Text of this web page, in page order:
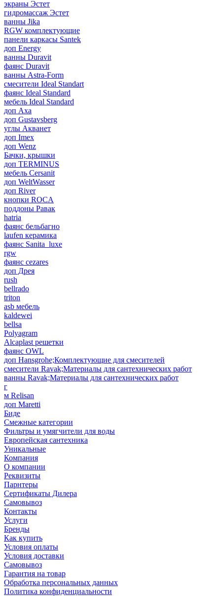
экраны Эстет
гидромассаж Эстет
ванны Jika
RGW комплектующие
панели каркасы Santek
доп Energy
ванны Duravit
фаянс Duravit
ванны Astra-Form
смесители Ideal Standart
фаянс Ideal Standard
мебель Ideal Standard
доп Axa
доп Gustavsberg
углы Акванет
доп Imex
доп Wenz
Бачки, крышки
доп TERMINUS
мебель Cersanit
доп WeltWasser
доп River
кнопки ROCA
поддоны Равак
hatria
фаянс бельбагно
laufen керамика
фаянс Sanita_luxe
rgw
фаянс cezares
доп Дрея
rush
bellrado
triton
asb мебель
kaldewei
bellsa
Polyagram
Alcaplast решетки
фаянс OWL
доп Hansgrohe;Комплектующие для смесителей
смесители Ravak;Материалы для сантехнических работ
ванны Ravak;Материалы для сантехнических работ
г
м Relisan
доп Maretti
Биде
Смежные категории
Фильтры и умягчители для воды
Европейская сантехника
Уникальные
Компания
О компании
Реквизиты
Парнтеры
Сертификаты Дилера
Самовывоз
Контакты
Услуги
Бренды
Как купить
Условия оплаты
Условия доставки
Самовывоз
Гарантия на товар
Обработка персональных данных
Политика конфиденциальности